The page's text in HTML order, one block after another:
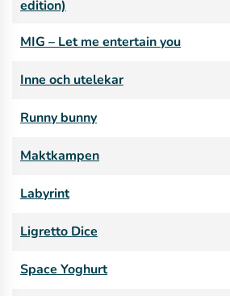
edition)
MIG – Let me entertain you
Inne och utelekar
Runny bunny
Maktkampen
Labyrint
Ligretto Dice
Space Yoghurt